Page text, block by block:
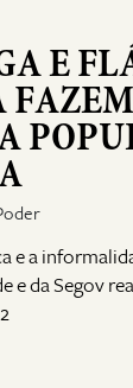
E
e a
e da Segov